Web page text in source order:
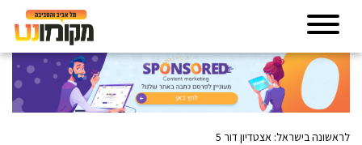
לראשונה בישראל: אצטדיון דור 5